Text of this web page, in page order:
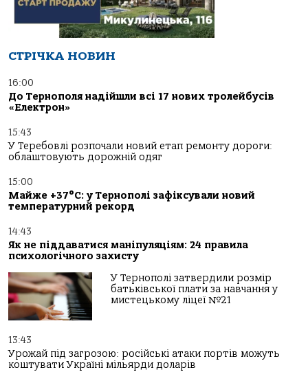
СТРІЧКА НОВИН
16:00
До Тернополя надійшли всі 17 нових тролейбусів
«Електрон»
15:43
У Теребовлі розпочали новий етап ремонту дороги:
облаштовують дорожній одяг
15:00
Майже +37°C: у Тернополі зафіксували новий
температурний рекорд
14:43
Як не піддаватися маніпуляціям: 24 правила
психологічного захисту
У Тернополі затвердили розмір
батьківської плати за навчання у
мистецькому ліцеї №21
13:43
Урожай під загрозою: російські атаки портів можуть
коштувати Україні мільярди доларів